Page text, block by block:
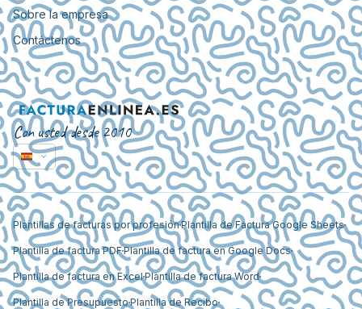
Sobre la empresa
Contáctenos
Con usted desde 2010
Plantillas de facturas por profesiónPlantilla de Factura Google Sheets
Plantilla de factura PDFPlantilla de factura en Google Docs
Plantilla de factura en ExcelPlantilla de factura Word
Plantilla de PresupuestoPlantilla de Recibo